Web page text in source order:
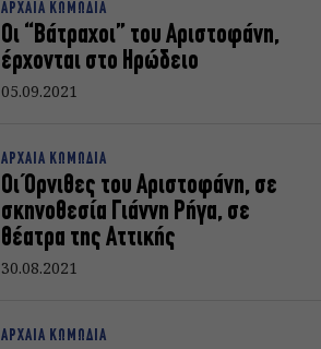
ΑΡΧΑΙΑ ΚΩΜΩΔΙΑ
Οι “Βάτραχοι” του Αριστοφάνη,
έρχονται στο Ηρώδειο
05.09.2021
ΑΡΧΑΙΑ ΚΩΜΩΔΙΑ
Οι Όρνιθες του Αριστοφάνη, σε
σκηνοθεσία Γιάννη Ρήγα, σε
θέατρα της Αττικής
30.08.2021
ΑΡΧΑΙΑ ΚΩΜΩΔΙΑ